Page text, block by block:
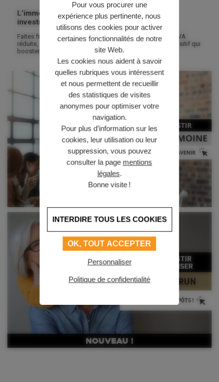
L’immobilier neuf, un choix gagnant pour les
investisseurs !
Faites fructifier votre patrimoine avec l’immobilier neuf ! TVA
réduite, crédit d’impôt, revenus stables… Trouvez le dispositif qui
boostera votre rentabilité.
Pour vous procurer une
expérience plus pertinente, nous
utilisons des cookies pour activer
certaines fonctionnalités de notre
site Web.
Les cookies nous aident à savoir
quelles rubriques vous intéressent
et nous permettent de recueillir
des statistiques de visites
anonymes pour optimiser votre
navigation.
Pour plus d’information sur les
cookies, leur utilisation ou leur
suppression, vous pouvez
consulter la page mentions
légales.
Bonne visite !
OK, TOUT ACCEPTER
INTERDIRE TOUS LES COOKIES
Personnaliser
Politique de confidentialité